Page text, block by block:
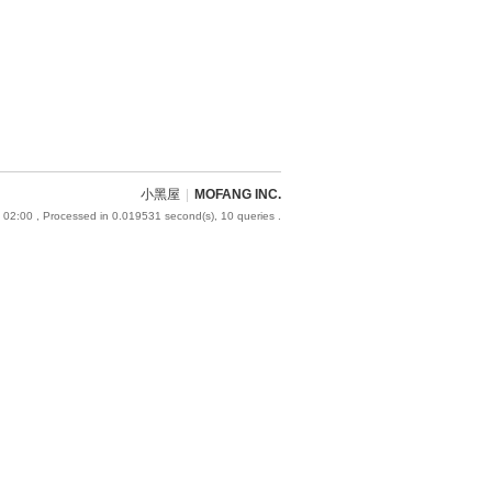
小黑屋 MOFANG INC.
02:00 , Processed in 0.019531 second(s), 10 queries .